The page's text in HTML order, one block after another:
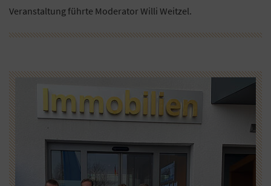
Veranstaltung führte Moderator Willi Weitzel.